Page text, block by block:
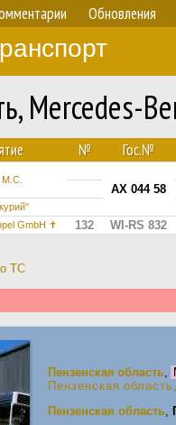
Обновления
№ Гос.№
М.С.
АХ 044 58
GmbH ✝︎ 132 WI-RS 832
ТС
Пензенская область,
Пензенская область
Пензенская область,